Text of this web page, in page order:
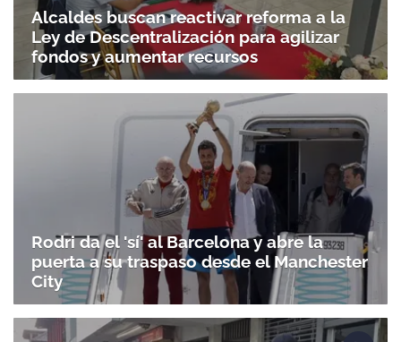
Alcaldes buscan reactivar reforma a la
Ley de Descentralización para agilizar
fondos y aumentar recursos
Rodri da el 'sí' al Barcelona y abre la
puerta a su traspaso desde el Manchester
City